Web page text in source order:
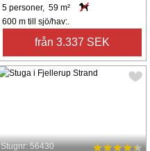
5 personer, 59 m²
600 m till sjö/hav:.
från 3.337 SEK
Stugnr: 56430